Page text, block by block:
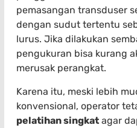
pemasangan transduser
dengan sudut tertentu
lurus. Jika dilakukan
pengukuran bisa kurang
merusak perangkat.
Karena itu, meski lebih
konvensional, operator
pelatihan singkat agar